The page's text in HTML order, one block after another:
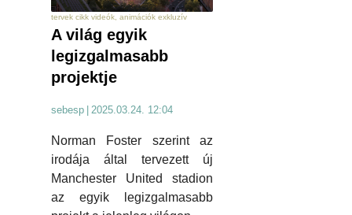
tervek cikk videók, animációk exkluzív
A világ egyik
legizgalmasabb
projektje
sebesp 2025.03.24. 12:04
Norman Foster szerint az
irodája által tervezett új
Manchester United stadion
az egyik legizgalmasabb